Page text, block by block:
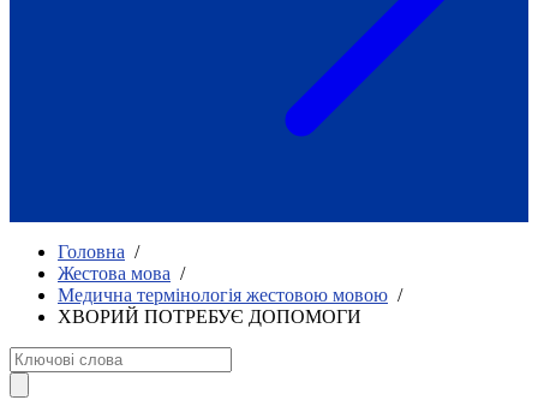
Говоримо коротко про наболіле
Міжнародний тиждень глухих людей
Всеукраїнський челендж «Молодь
співає»
жестову мову.
УТОГ»: прийом заявок 2023
Флешмоб «Історії успіхів, які надихають»
Переклад жестовою мовою
Діяльність УТОГ
Головна /
Жестова мова /
Медична термінологія жестовою мовою /
ХВОРИЙ ПОТРЕБУЄ ДОПОМОГИ